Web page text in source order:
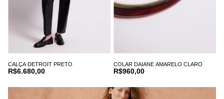
CALÇA DETROIT PRETO
R$6.680,00
COLAR DAIANE AMARELO CLARO
R$960,00